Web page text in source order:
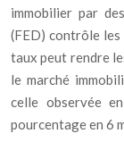
immobilier par
(FED) contrôle les
taux peut rendre
le marché
celle observée
pourcentage en 6